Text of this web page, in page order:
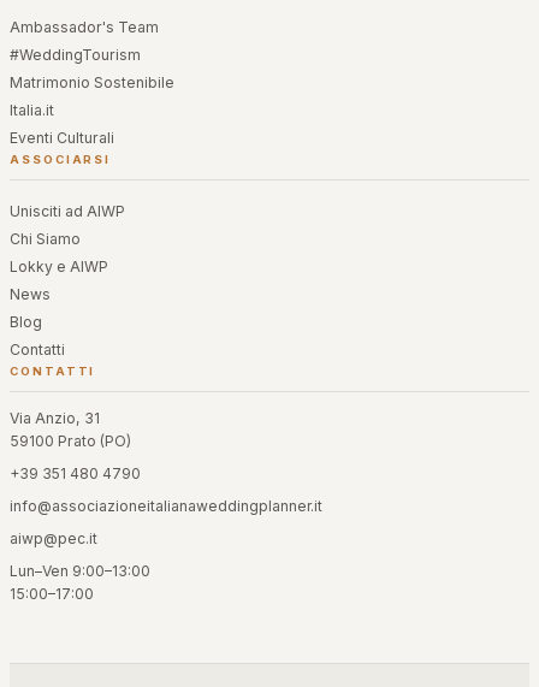
Ambassador's Team
#WeddingTourism
Matrimonio Sostenibile
Italia.it
Eventi Culturali
ASSOCIARSI
Unisciti ad AIWP
Chi Siamo
Lokky e AIWP
News
Blog
Contatti
CONTATTI
Via Anzio, 31
59100 Prato (PO)
+39 351 480 4790
info@associazioneitalianaweddingplanner.it
aiwp@pec.it
Lun–Ven 9:00–13:00
15:00–17:00